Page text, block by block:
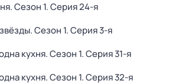
. Сезон 1. Серия 24-я
. Сезон 1. Серия 3-я
кухня. Сезон 1. Серия 31-я
кухня. Сезон 1. Серия 32-я